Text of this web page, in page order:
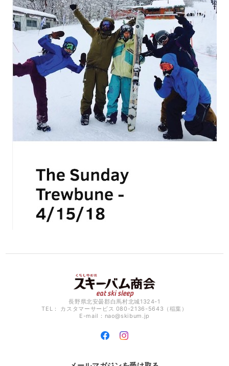
長野県北安曇郡白馬村北城1324-1
TEL： カスタマーサービス 080-2136-5643（稲葉）
E-mail： nao@skibum.jp